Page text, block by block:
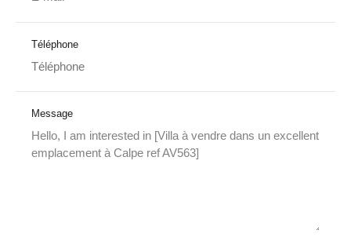
Téléphone
Message